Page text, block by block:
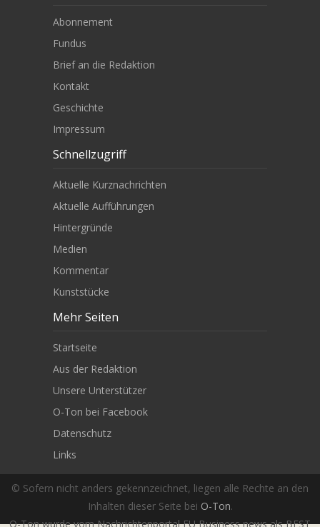
© Sofern nicht anders gekennzeichnet, liegen alle Rechte an den
Inhalten dieser Seite bei O-Ton.
O-Ton wurde vom Nachrichtenportal EU Business news als BEST
Abonnement
Fundus
Brief an die Redaktion
Kontakt
Geschichte
Impressum
Schnellzugriff
Aktuelle Kurznachrichten
Aktuelle Aufführungen
Hintergründe
Medien
Kommentar
Kunststücke
Mehr Seiten
Startseite
Aus der Redaktion
Unsere Unterstützer
O-Ton bei Facebook
Datenschutz
Links